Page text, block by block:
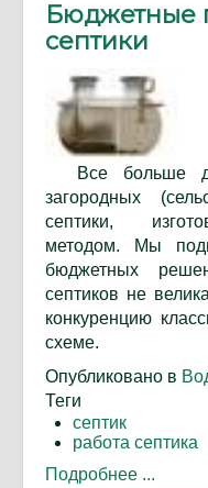
септики
Все больше
загородных
септики,
методом. Мы
бюджетных
септиков не
конкуренцию
схеме.
Опубликовано в
Теги
септик
работа септика
Подробнее ...